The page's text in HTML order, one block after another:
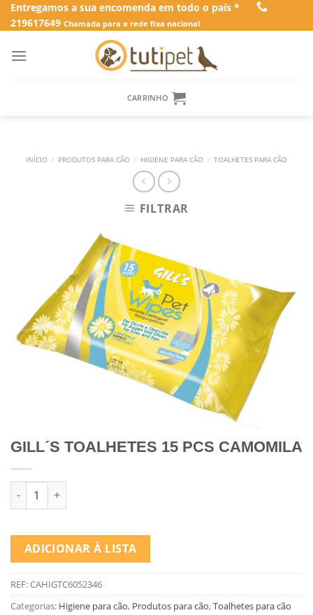
SkipEntregamos a sua encomenda em todo o país *
219617649 Chamada para a rede fixa nacional
CARRINHO
INÍCIO / PRODUTOS PARA CÃO / HIGIENE PARA CÃO / TOALHETES PARA CÃO
FILTRAR
GILL´S TOALHETES 15 PCS CAMOMILA
Quantidade de GILL´S TOALHETES 15 PCS CAMOMILA
ADICIONAR À LISTA
REF:CAHIGTC6052346
Categorias: Higiene para cão, Produtos para cão,Toalhetes para cão